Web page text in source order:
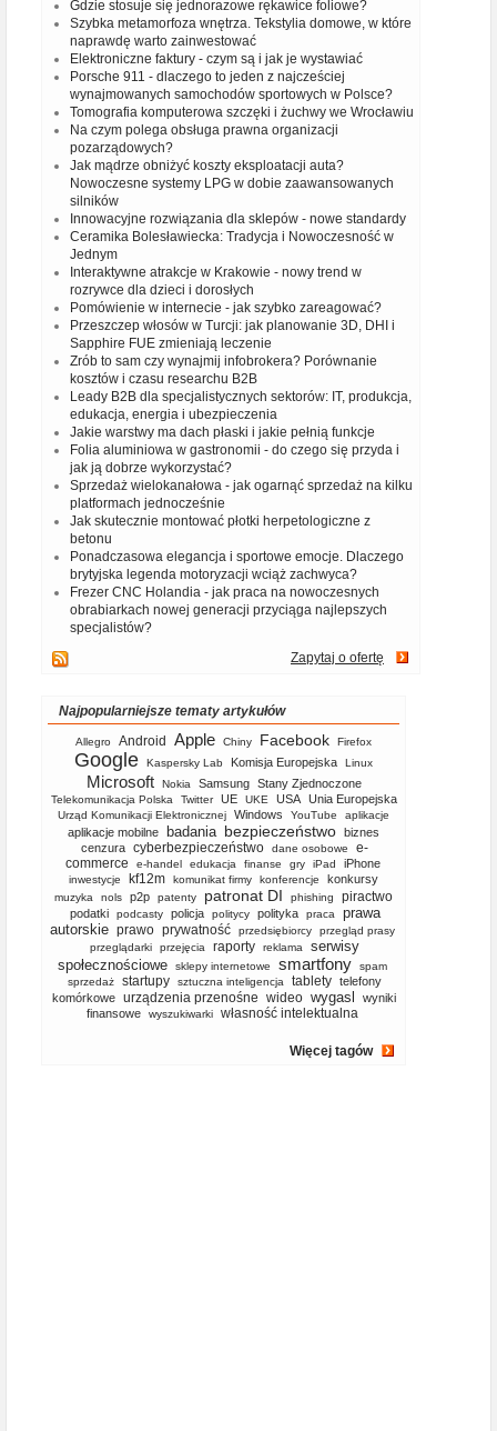
Gdzie stosuje się jednorazowe rękawice foliowe?
Szybka metamorfoza wnętrza. Tekstylia domowe, w które
naprawdę warto zainwestować
Elektroniczne faktury - czym są i jak je wystawiać
Porsche 911 - dlaczego to jeden z najcześciej
wynajmowanych samochodów sportowych w Polsce?
Tomografia komputerowa szczęki i żuchwy we Wrocławiu
Na czym polega obsługa prawna organizacji
pozarządowych?
Jak mądrze obniżyć koszty eksploatacji auta?
Nowoczesne systemy LPG w dobie zaawansowanych
silników
Innowacyjne rozwiązania dla sklepów - nowe standardy
Ceramika Bolesławiecka: Tradycja i Nowoczesność w
Jednym
Interaktywne atrakcje w Krakowie - nowy trend w
rozrywce dla dzieci i dorosłych
Pomówienie w internecie - jak szybko zareagować?
Przeszczep włosów w Turcji: jak planowanie 3D, DHI i
Sapphire FUE zmieniają leczenie
Zrób to sam czy wynajmij infobrokera? Porównanie
kosztów i czasu researchu B2B
Leady B2B dla specjalistycznych sektorów: IT, produkcja,
edukacja, energia i ubezpieczenia
Jakie warstwy ma dach płaski i jakie pełnią funkcje
Folia aluminiowa w gastronomii - do czego się przyda i
jak ją dobrze wykorzystać?
Sprzedaż wielokanałowa - jak ogarnąć sprzedaż na kilku
platformach jednocześnie
Jak skutecznie montować płotki herpetologiczne z
betonu
Ponadczasowa elegancja i sportowe emocje. Dlaczego
brytyjska legenda motoryzacji wciąż zachwyca?
Frezer CNC Holandia - jak praca na nowoczesnych
obrabiarkach nowej generacji przyciąga najlepszych
specjalistów?
Zapytaj o ofertę
Najpopularniejsze tematy artykułów
Allegro Android Apple Chiny Facebook Firefox
Google Kaspersky Lab Komisja Europejska Linux
Microsoft Nokia Samsung Stany Zjednoczone
Telekomunikacja Polska Twitter UE UKE USA Unia Europejska
Urząd Komunikacji Elektronicznej Windows YouTube aplikacje
aplikacje mobilne badania bezpieczeństwo biznes
cenzura cyberbezpieczeństwo dane osobowe
e-
commerce
e-handel edukacja finanse gry iPad iPhone
inwestycje kf12m komunikat firmy konferencje konkursy
muzyka nols p2p patenty patronat DI phishing piractwo
podatki podcasty policja politycy polityka praca
prawa
autorskie prawo prywatność przedsiębiorcy
przegląd prasy
przeglądarki
przejęcia raporty reklama
serwisy
społecznościowe
sklepy internetowe smartfony
spam
sprzedaż
startupy sztuczna inteligencja tablety telefony
komórkowe
urządzenia przenośne wideo wygasl
wyniki
finansowe
wyszukiwarki własność intelektualna
Więcej tagów